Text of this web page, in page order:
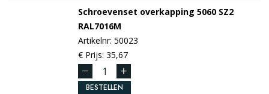
Schroevenset overkapping 5060 SZ2
RAL7016M
Artikelnr: 50023
€ Prijs: 35,67
BESTELLEN